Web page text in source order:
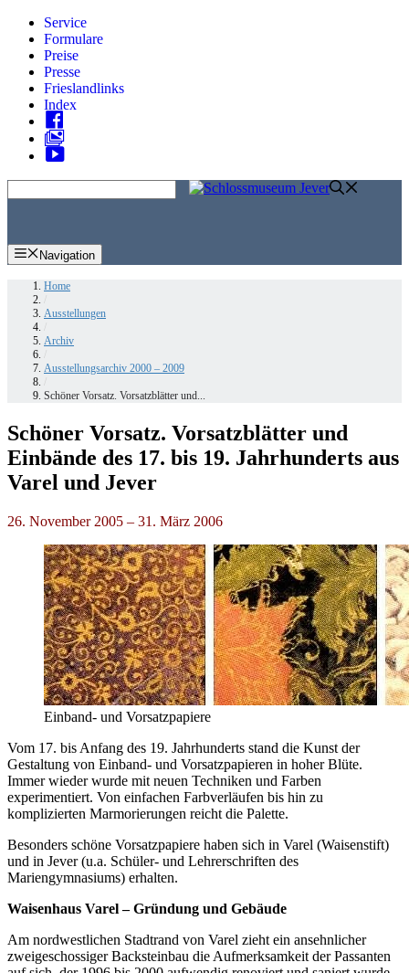
Zum
Inhalt
springen
Service
Formulare
Preise
Presse
Frieslandlinks
Index
to
Navigation
Home
Ausstellungen
Archiv
Ausstellungsarchiv 2000 – 2009
Schöner Vorsatz. Vorsatzblätter und...
Schöner Vorsatz. Vorsatzblätter und
Einbände des 17. bis 19. Jahrhunderts aus
Varel und Jever
26. November 2005 – 31. März 2006
Einband- und Vorsatzpapiere
Vom 17. bis Anfang des 19. Jahrhunderts stand die Kunst der
Gestaltung von Einband- und Vorsatzpapieren in hoher Blüte.
Immer wieder wurde mit neuen Techniken und Farben
experimentiert. Von einfachen Farbverläufen bis hin zu
komplizierten Marmorierungen reicht die Palette.
Besonders schöne Vorsatzpapiere haben sich in Varel (Waisenstift)
und in Jever (u.a. Schüler- und Lehrerschriften des
Mariengymnasiums) erhalten.
Waisenhaus Varel – Gründung und Gebäude
Am nordwestlichen Stadtrand von Varel zieht ein ansehnlicher
zweigeschossiger Backsteinbau die Aufmerksamkeit der Passanten